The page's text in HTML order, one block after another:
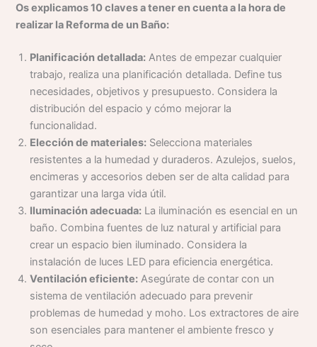
Os explicamos 10 claves a tener en cuenta a la hora de
realizar la Reforma de un Baño:
Planificación detallada: Antes de empezar cualquier
trabajo, realiza una planificación detallada. Define tus
necesidades, objetivos y presupuesto. Considera la
distribución del espacio y cómo mejorar la
funcionalidad.
Elección de materiales: Selecciona materiales
resistentes a la humedad y duraderos. Azulejos, suelos,
encimeras y accesorios deben ser de alta calidad para
garantizar una larga vida útil.
Iluminación adecuada: La iluminación es esencial en un
baño. Combina fuentes de luz natural y artificial para
crear un espacio bien iluminado. Considera la
instalación de luces LED para eficiencia energética.
Ventilación eficiente: Asegúrate de contar con un
sistema de ventilación adecuado para prevenir
problemas de humedad y moho. Los extractores de aire
son esenciales para mantener el ambiente fresco y